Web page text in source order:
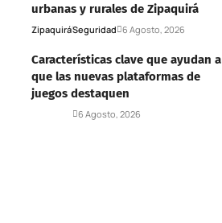
urbanas y rurales de Zipaquirá
ZipaquiráSeguridad 6 Agosto, 2026
Características clave que ayudan a
que las nuevas plataformas de
juegos destaquen
6 Agosto, 2026